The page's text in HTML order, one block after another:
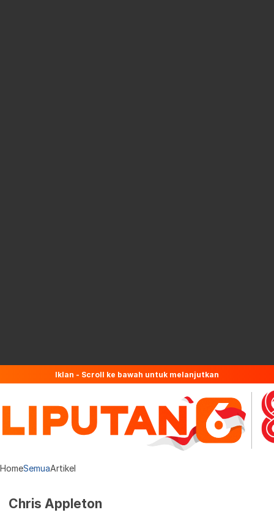
Iklan - Scroll ke bawah untuk melanjutkan
HomeSemuaArtikel
Chris Appleton